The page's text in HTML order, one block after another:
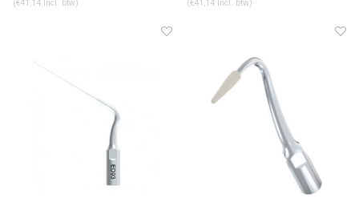
(€41,14 Incl. btw) (€41,14 Incl. btw)